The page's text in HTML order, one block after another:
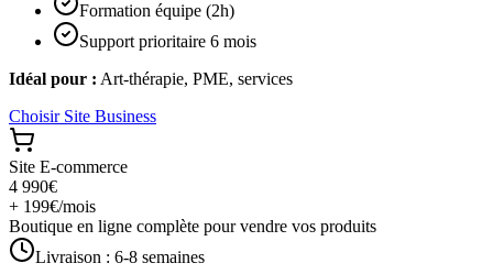
Formation équipe (2h)
Support prioritaire 6 mois
Idéal pour : Art-thérapie, PME, services
Choisir Site Business
Site E-commerce
4 990€
+ 199€/mois
Boutique en ligne complète pour vendre vos produits
Livraison : 6-8 semaines